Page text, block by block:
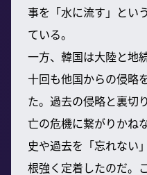
事を「水に流す」とい
ている。
一方、韓国は大陸と地
十回も他国からの侵略
た。過去の侵略と裏切
亡の危機に繋がりかね
史や過去を「忘れない
根強く定着したのだ。